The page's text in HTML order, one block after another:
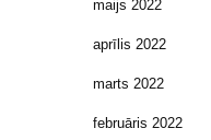
maijs 2022
aprīlis 2022
marts 2022
februāris 2022